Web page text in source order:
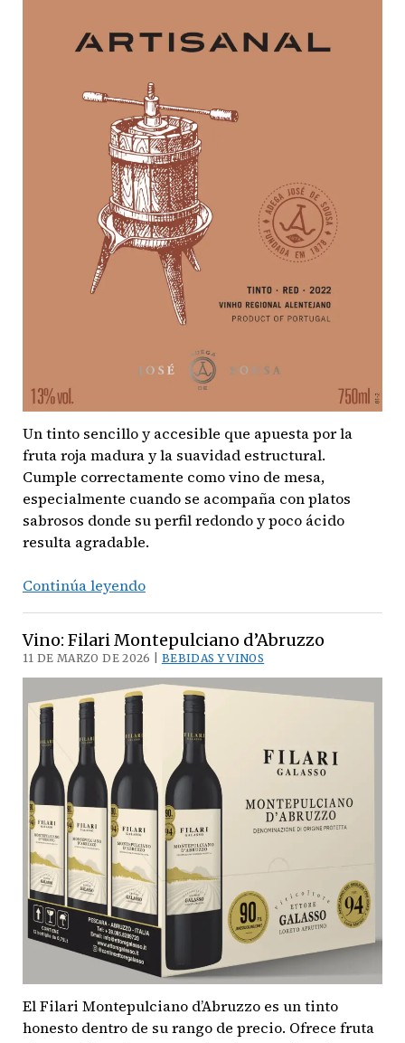
Un tinto sencillo y accesible que apuesta por la
fruta roja madura y la suavidad estructural.
Cumple correctamente como vino de mesa,
especialmente cuando se acompaña con platos
sabrosos donde su perfil redondo y poco ácido
resulta agradable.
Continúa leyendoVino:
2022
Vino: Filari Montepulciano d’Abruzzo
11 DE MARZO DE 2026 | BEBIDAS Y VINOS
El Filari Montepulciano d’Abruzzo es un tinto
honesto dentro de su rango de precio. Ofrece fruta